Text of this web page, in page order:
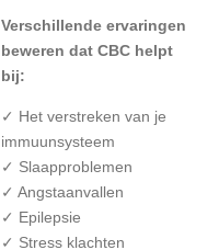
Verschillende ervaringen
beweren dat CBC helpt
bij:
✓ Het verstreken van je
immuunsysteem
✓ Slaapproblemen
✓ Angstaanvallen
✓ Epilepsie
✓ Stress klachten